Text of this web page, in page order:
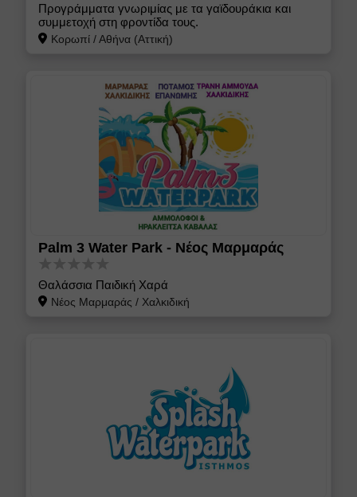
Προγράμματα γνωριμίας με τα γαϊδουράκια και
συμμετοχή στη φροντίδα τους.
Κορωπί/Αθήνα (Αττική)
Palm 3 Water Park - Νέος Μαρμαράς
Θαλάσσια Παιδική Χαρά
Νέος Μαρμαράς / Χαλκιδική